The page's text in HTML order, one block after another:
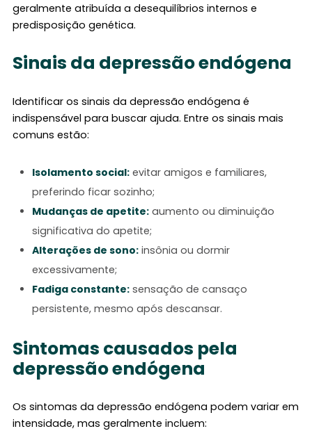
geralmente atribuída a desequilíbrios internos e
predisposição genética.
Sinais da depressão endógena
Identificar os sinais da depressão endógena é
indispensável para buscar ajuda. Entre os sinais mais
comuns estão:
Isolamento social: evitar amigos e familiares,
preferindo ficar sozinho;
Mudanças de apetite: aumento ou diminuição
significativa do apetite;
Alterações de sono: insônia ou dormir
excessivamente;
Fadiga constante: sensação de cansaço
persistente, mesmo após descansar.
Sintomas causados pela
depressão endógena
Os sintomas da depressão endógena podem variar em
intensidade, mas geralmente incluem: